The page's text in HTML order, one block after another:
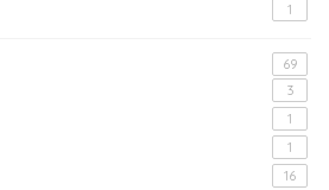
1
69
3
1
1
16